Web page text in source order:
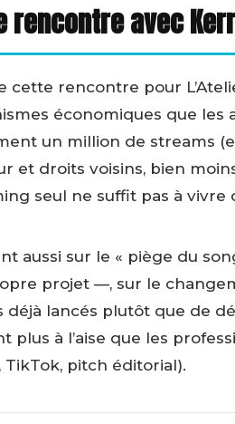
rencontre avec
cette rencontre pour
économiques que
un million de streams
et droits voisins, bien
seul ne suffit pas à vivre
aussi sur le « piège du
projet —, sur le
déjà lancés plutôt que de
plus à l’aise que les
TikTok, pitch éditorial).